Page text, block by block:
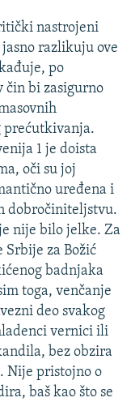
nastrojeni
razlikuju ove
po
čin bi zasigurno
prećutkivanja.
1 je doista
oči su joj
uređena i
dobročiniteljstvu.
nije bilo jelke. Za
za Božić
badnjaka
toga, venčanje
deo svakog
vernici ili
bez obzira
Nije pristojno o
baš kao što se